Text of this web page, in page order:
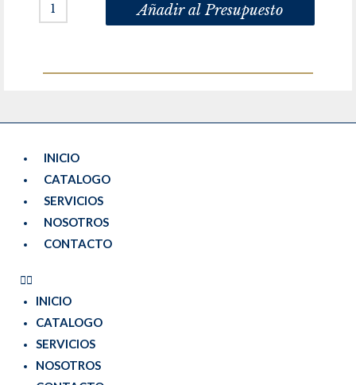
Añadir al Presupuesto
INICIO
CATALOGO
SERVICIOS
NOSOTROS
CONTACTO
INICIO
CATALOGO
SERVICIOS
NOSOTROS